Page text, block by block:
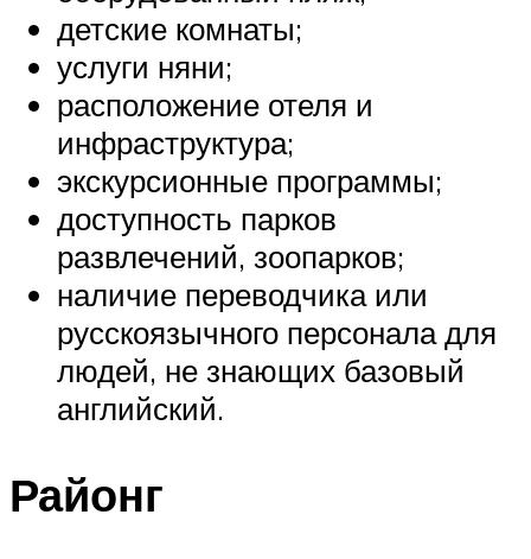
детские комнаты;
услуги няни;
расположение отеля и
инфраструктура;
экскурсионные программы;
доступность парков
развлечений, зоопарков;
наличие переводчика или
русскоязычного персонала для
людей, не знающих базовый
английский.
Районг